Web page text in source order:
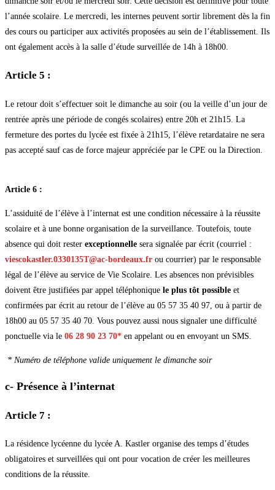
l’année scolaire. Le mercredi, les internes peuvent sortir librement dès la fin
des cours ou participer aux activités proposées au sein de l’établissement. Ils
ont également accès à la salle d’étude surveillée de 14h à 18h00.
Article 5 :
Le retour doit s’effectuer soit le dimanche au soir (ou la veille d’un jour de
rentrée après une période de congés scolaires) entre 20h et 21h15. La
fermeture des portes du lycée est fixée à 21h15, l’élève retardataire ne sera
pas accepté sauf cas de force majeur appréciée par le CPE ou la Direction.
Article 6 :
L’assiduité de l’élève à l’internat est une condition nécessaire à la réussite
scolaire et à une bonne organisation de la surveillance. Toutefois, toute
absence qui doit rester exceptionnelle sera signalée par écrit (courriel :
viescokastler.0330135T@ac-bordeaux.fr ou courrier) par le responsable
légal de l’élève au service de Vie Scolaire. Les absences non prévisibles
doivent être justifiées par appel téléphonique le plus tôt possible et
confirmées par écrit au retour de l’élève au 05 57 35 40 97, ou à partir de
18h00 au 05 57 35 40 70. Vous pouvez aussi nous signaler une difficulté
ponctuelle via le 06 28 90 23 70* en appelant ou en envoyant un SMS.
* Numéro de téléphone valide uniquement le dimanche soir
c- Présence à l’internat
Article 7 :
La résidence lycéenne du lycée A. Kastler organise des temps d’études
obligatoires et surveillées qui ont pour vocation de créer les meilleures
conditions de la réussite.